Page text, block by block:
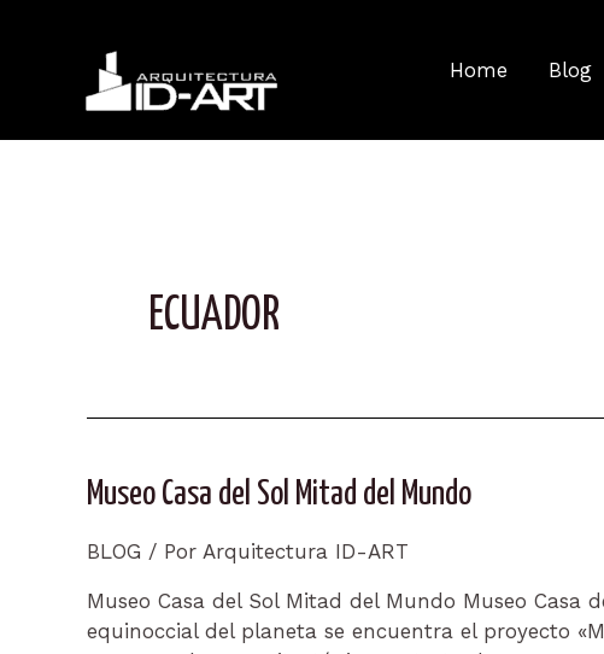
Home Blog
ECUADOR
Museo Casa del Sol Mitad del Mundo
BLOG / Por Arquitectura ID-ART
Museo Casa del Sol Mitad del Mundo Museo
equinoccial del planeta se encuentra el proyecto